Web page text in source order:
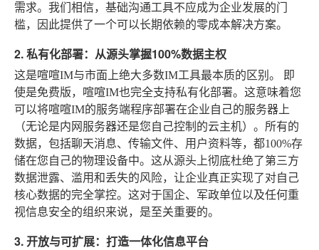
需求。我们相信，基础沟通工具不应成为企业发展的门
槛，因此提供了一个可以长期依赖的零成本解决方案。
2. 私有化部署：从源头掌握100%数据主权
这是喧喧IM与市面上绝大多数IM工具最本质的区别。
即
使是免费版，喧喧IM也完全支持私有化部署。这意味着您
可以将喧喧IM的服务端程序部署在企业自己的服务器上
（无论是内网服务器还是您自己控制的云主机）。所有的
数据，包括聊天消息、传输文件、用户资料等，都100%存
储在您自己的物理设备中。这从源头上彻底杜绝了第三方
数据泄露、滥用和丢失的风险，让企业真正实现了对自己
核心数据的完全掌控。这对于国企、军政单位以及任何重
视信息安全的组织来说，是至关重要的。
3. 开放与可扩展：打造一体化信息平台